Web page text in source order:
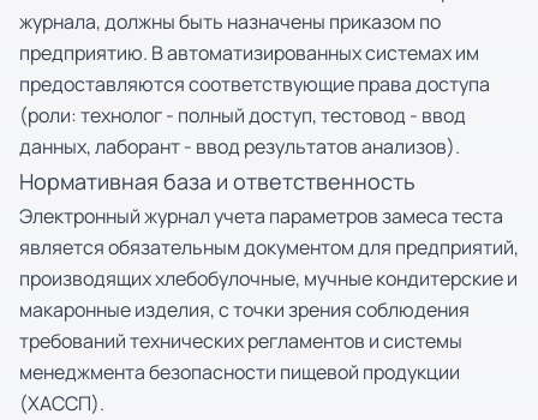
журнала, должны быть назначены приказом по
предприятию. В автоматизированных системах им
предоставляются соответствующие права доступа
(роли: технолог - полный доступ, тестовод - ввод
данных, лаборант - ввод результатов анализов).
Нормативная база и ответственность
Электронный журнал учета параметров замеса теста
является обязательным документом для предприятий,
производящих хлебобулочные, мучные кондитерские и
макаронные изделия, с точки зрения соблюдения
требований технических регламентов и системы
менеджмента безопасности пищевой продукции
(ХАССП).